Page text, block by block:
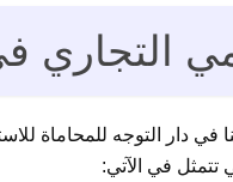
التجاري
بنا في دار التوجه
في الآتي: